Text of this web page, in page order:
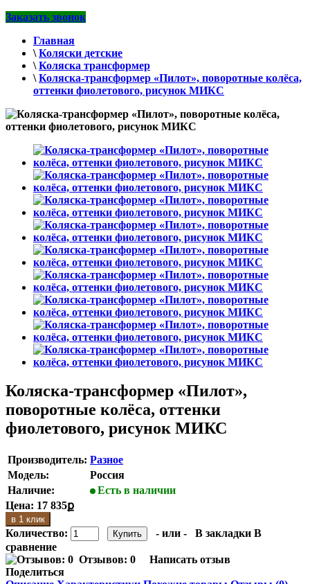
Заказать звонок
Главная
\Коляски детские
\Коляска трансформер
\Коляска-трансформер «Пилот», поворотные колёса,
оттенки фиолетового, рисунок МИКС
Коляска-трансформер «Пилот»,
поворотные колёса, оттенки
фиолетового, рисунок МИКС
Производитель: Разное
Модель:
Россия
Наличие:
Есть в наличии
Цена: 17 835ք
в 1 клик
Количество: - или - В закладки В
сравнение
Отзывов: 0
Написать отзыв
Поделиться